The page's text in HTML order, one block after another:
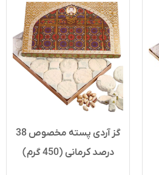
گز آردی پسته مخصوص 38
درصد کرمانی (450 گرم)